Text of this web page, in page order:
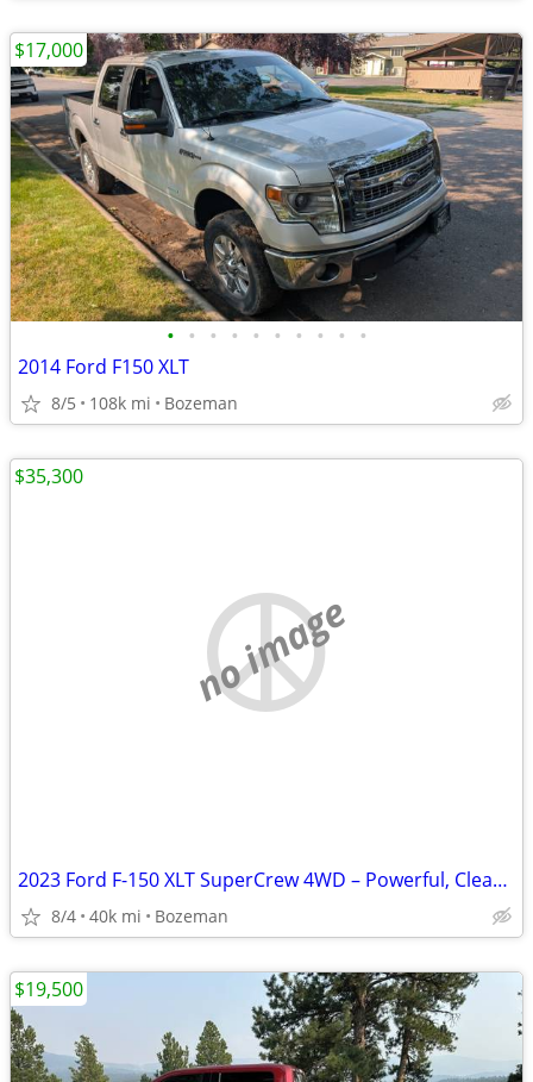
• • • • • • • • • •
2014 Ford F150 XLT
8/5 108k mi Bozeman
$17,000
no image
2023 Ford F-150 XLT SuperCrew 4WD – Powerful, Clean, and Ready to Work
8/4 40k mi Bozeman
$35,300
$19,500